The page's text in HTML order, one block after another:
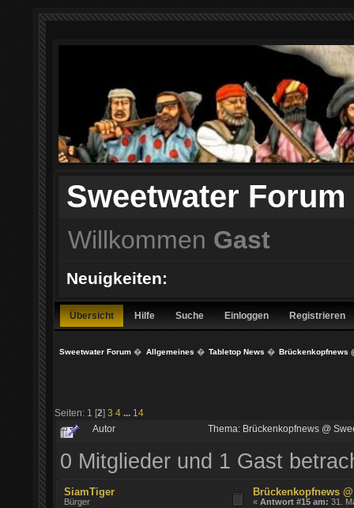
Sweetwater Forum
Willkommen Gast
Neuigkeiten:
Übersicht Hilfe Suche Einloggen Registrieren
Sweetwater Forum � Allgemeines � Tabletop News � Brückenkopfnews
Seiten: 1 [2] 3 4 ... 14
Autor Thema: Brückenkopfnews @
0 Mitglieder und 1 Gast
SiamTiger
Bürger
Brückenkopfnews
«Antwort #15 am: 31.